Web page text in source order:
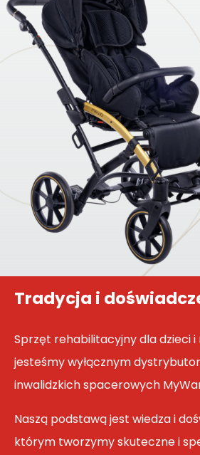
Tradycja i
Sprzęt rehabilitacyjny dla dzieci i
jesteśmy wyłącznym
inwalidzkich spacerowych
Naszą podstawą jest wiedza i
którym tworzymy skuteczne i